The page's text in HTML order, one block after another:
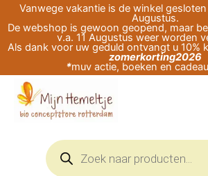
Vanwege vakantie is de winkel
Augustus.
De webshop is gewoon geopend, maar
v.a. 11 Augustus weer worden
Als dank voor uw geduld ontvangt u 10%
zomerkorting2026
*muv actie, boeken en
naar
de
Producten
zoeken